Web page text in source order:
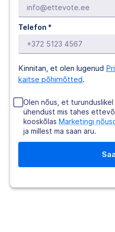
Telefon *
Kinnitan, et olen lugenud
kaitse põhimõtted.
Olen nõus, et
ühendust mis tahes
kooskõlas Marketingi
ja millest ma saan aru.